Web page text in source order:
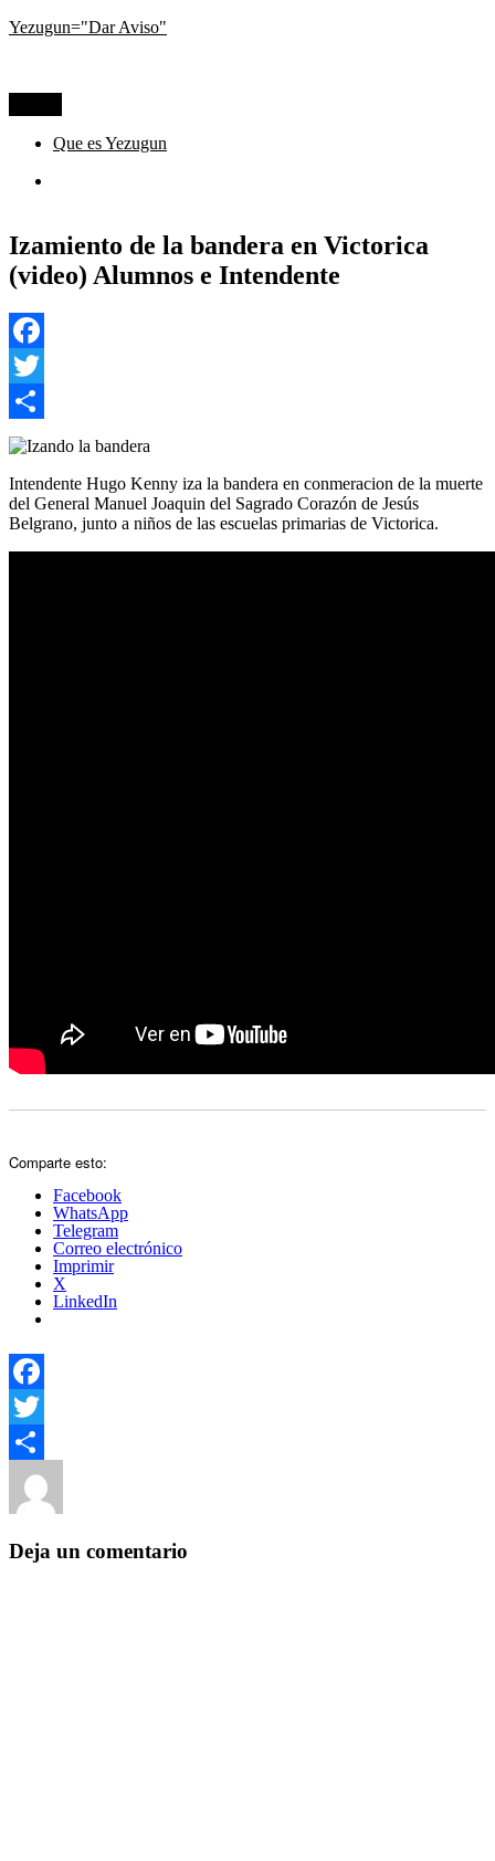
Ir
Yezugun="Dar Aviso"
Que es Yezugun
Izamiento de la bandera en Victorica
(video) Alumnos e Intendente
Facebook
Twitter
Compartir
Intendente Hugo Kenny iza la bandera en conmeracion de la muerte
del General Manuel Joaquin del Sagrado Corazón de Jesús
Belgrano, junto a niños de las escuelas primarias de Victorica.
Comparte esto:
Facebook
WhatsApp
Telegram
Correo electrónico
Imprimir
X
LinkedIn
Facebook
Twitter
Compartir
Deja un comentario